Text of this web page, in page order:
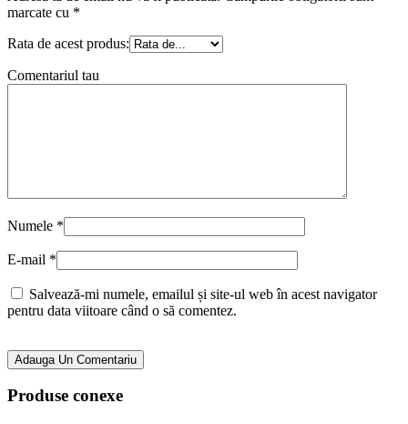
marcate cu *
Rata de acest produs:
Comentariul tau
Numele *
E-mail *
Salvează-mi numele, emailul și site-ul web în acest navigator
pentru data viitoare când o să comentez.
Adauga Un Comentariu
Produse conexe